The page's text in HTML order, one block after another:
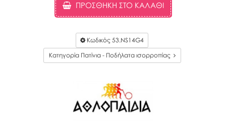
ΠΡΟΣΘΉΚΗ ΣΤΟ ΚΑΛΆΘΙ
Κωδικός 53.NS14G4
Κατηγορία Πατίνια - Ποδήλατα ισορροπίας